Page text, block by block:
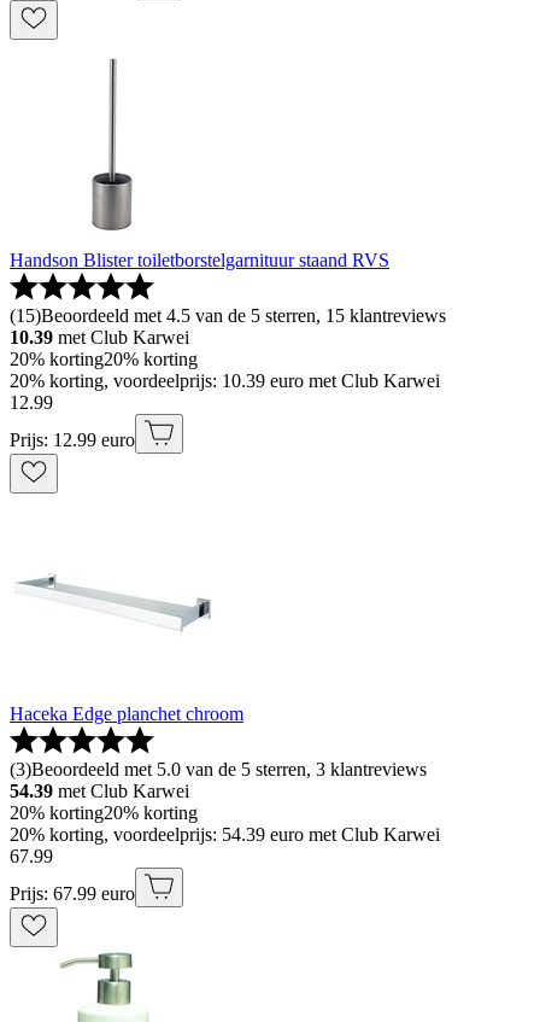
Handson Blister toiletborstelgarnituur staand RVS
(15)Beoordeeld met 4.5 van de 5 sterren, 15 klantreviews
10.39 met Club Karwei
20% korting20% korting
20% korting, voordeelprijs: 10.39 euro met Club Karwei
12.99
Prijs: 12.99 euro
Haceka Edge planchet chroom
(3)Beoordeeld met 5.0 van de 5 sterren, 3 klantreviews
54.39 met Club Karwei
20% korting20% korting
20% korting, voordeelprijs: 54.39 euro met Club Karwei
67.99
Prijs: 67.99 euro